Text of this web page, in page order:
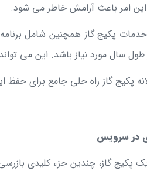
این امر باعث آرامش خاطر می شود.
خدمات پکیج گاز همچنین شامل
سال مورد نیاز باشد. این می
پکیج گاز راه حلی جامع برای حفظ
در سرویس
پکیج گاز، چندین جزء کلیدی